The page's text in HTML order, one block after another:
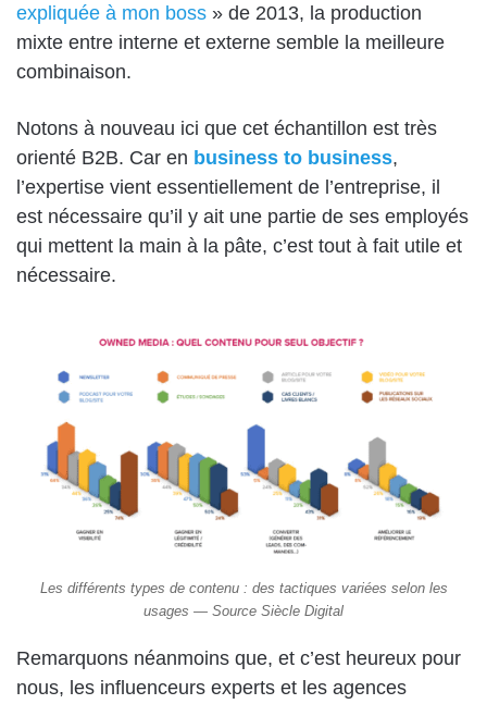
expliquée à mon boss » de 2013, la production
mixte entre interne et externe semble la meilleure
combinaison.
Notons à nouveau ici que cet échantillon est très
orienté B2B. Car en business to business,
l’expertise vient essentiellement de l’entreprise, il
est nécessaire qu’il y ait une partie de ses employés
qui mettent la main à la pâte, c’est tout à fait utile et
nécessaire.
Les différents types de contenu : des tactiques variées selon les
usages — Source Siècle Digital
Remarquons néanmoins que, et c’est heureux pour
nous, les influenceurs experts et les agences